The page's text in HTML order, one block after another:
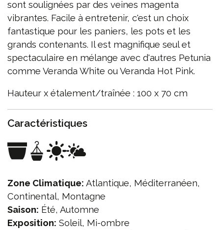
sont soulignées par des veines magenta
vibrantes. Facile à entretenir, c'est un choix
fantastique pour les paniers, les pots et les
grands contenants. Il est magnifique seul et
spectaculaire en mélange avec d'autres Petunia
comme Veranda White ou Veranda Hot Pink.
Hauteur x étalement/traînée : 100 x 70 cm
Caractéristiques
Zone Climatique: Atlantique, Méditerranéen,
Continental, Montagne
Saison: Été, Automne
Exposition: Soleil, Mi-ombre